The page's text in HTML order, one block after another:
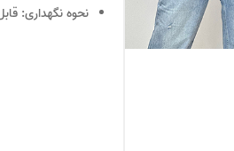
نحوه نگهداری: